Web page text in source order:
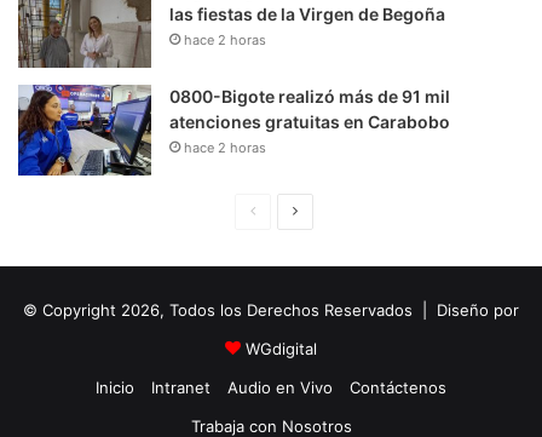
las fiestas de la Virgen de Begoña
hace 2 horas
0800-Bigote realizó más de 91 mil
atenciones gratuitas en Carabobo
hace 2 horas
i
n
a
u
i
e
© Copyright 2026, Todos los Derechos Reservados | Diseño por
WGdigital
Inicio
Intranet Audio en Vivo
Contáctenos
Trabaja con Nosotros